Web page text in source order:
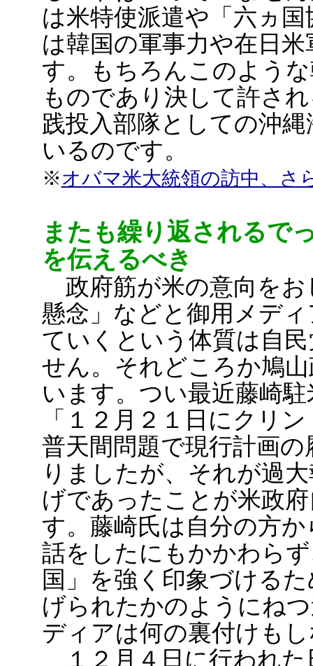
は米特使派遣や「六ヵ
は韓国の軍事力や在日
す。もちろんこのよう
ものであり決して許さ
践投入部隊としての沖
いるのです。
※オバマ米大統領の訪中、さ
またも繰り返されるで
を伝えるべき
政府筋が米の意向をお
懸念」などと御用メデ
ていくという体質は自
せん。それどころか鳩
います。つい最近藤崎
「１２月２１日にクリ
普天間問題で現行計画
りましたが、それが過
げであったことが米政
す。藤崎氏は自分の方
話をしたにもかかわら
国」を強く印象づける
げられたかのようにね
ディアは何の裏付けも
１２月４日に行われた